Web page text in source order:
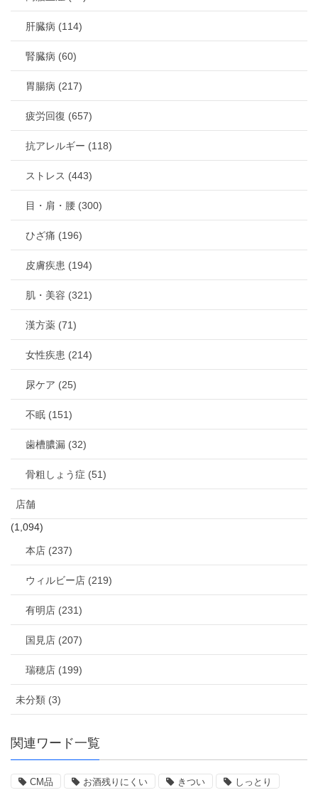
肝臓病 (114)
腎臓病 (60)
胃腸病 (217)
疲労回復 (657)
抗アレルギー (118)
ストレス (443)
目・肩・腰 (300)
ひざ痛 (196)
皮膚疾患 (194)
肌・美容 (321)
漢方薬 (71)
女性疾患 (214)
尿ケア (25)
不眠 (151)
歯槽膿漏 (32)
骨粗しょう症 (51)
店舗
(1,094)
本店 (237)
ウィルビー店 (219)
有明店 (231)
国見店 (207)
瑞穂店 (199)
未分類 (3)
関連ワード一覧
CM品 お酒残りにくい きつい しっとり